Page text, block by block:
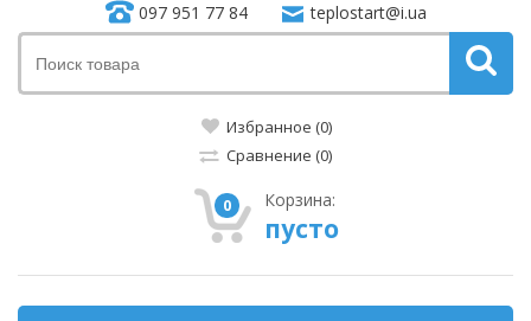
097 951 77 84 teplostart@i.ua
Избранное (0)
Сравнение (0)
0 Корзина:
пусто